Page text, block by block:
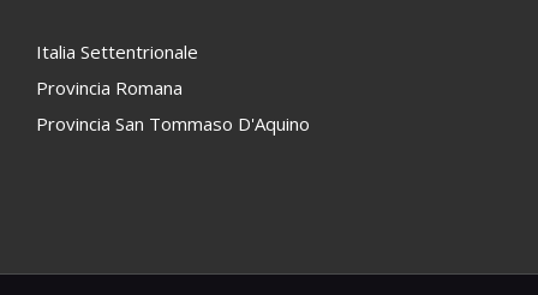
Italia Settentrionale
Provincia Romana
Provincia San Tommaso D'Aquino